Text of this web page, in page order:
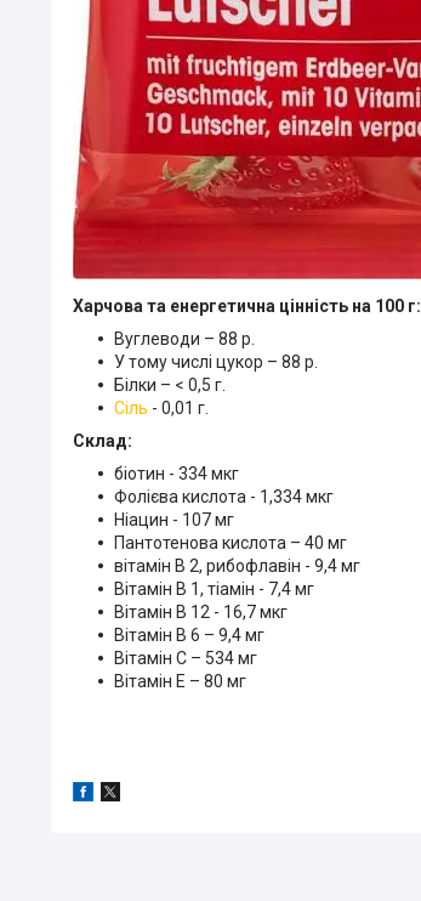
Харчова та енергетична цінність на 100 г:
Вуглеводи – 88 р.
У тому числі цукор – 88 р.
Білки – < 0,5 г.
Сіль - 0,01 г.
Склад:
біотин - 334 мкг
Фолієва кислота - 1,334 мкг
Ніацин - 107 мг
Пантотенова кислота – 40 мг
вітамін В 2, рибофлавін - 9,4 мг
Вітамін B 1, тіамін - 7,4 мг
Вітамін В 12 - 16,7 мкг
Вітамін В 6 – 9,4 мг
Вітамін C – 534 мг
Вітамін Е – 80 мг